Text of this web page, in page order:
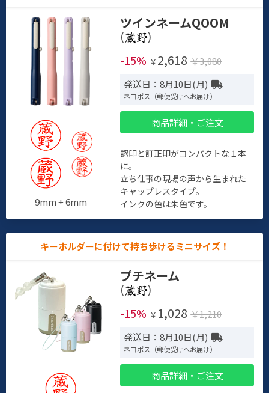
9mm + 6mm
ツインネームQOOM
(
)
-15% ￥ 2,618 ￥3,080
発送日：8月10日(月)
ネコポス（郵便受けへお届け）
商品詳細・ご注文
認印と訂正印がコンパクトな１本
に。
立ち仕事の現場の声から生まれた
キャップレスタイプ。
インクの色は朱色です。
キーホルダーに付けて持ち歩けるミニサイズ！
プチネーム
(
)
-15% ￥ 1,028 ￥1,210
発送日：8月10日(月)
ネコポス（郵便受けへお届け）
商品詳細・ご注文